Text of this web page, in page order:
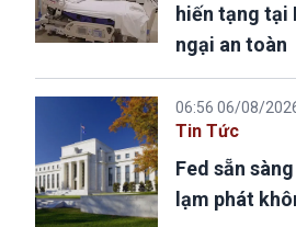
hiến tạng tại
ngại an toàn
06:56 06/08/
Tin Tức
Fed sẵn
lạm phát